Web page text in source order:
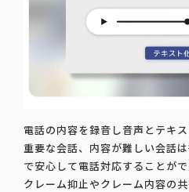
電話の内容を録音し音声とテキ
重要な会話、内容が難しい会話
で安心して電話対応することがで
クレーム抑止やクレーム内容の